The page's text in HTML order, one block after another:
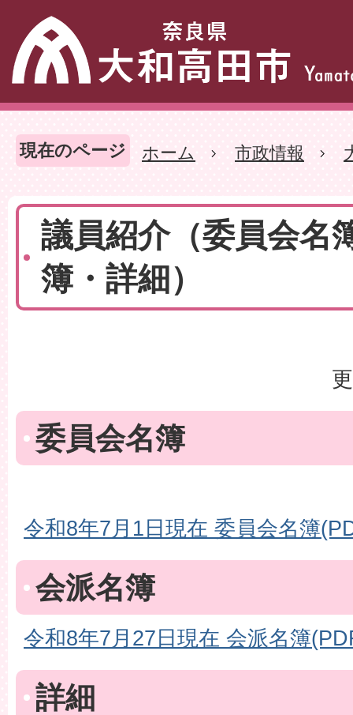
現在のページ ホーム 市政情報
議員紹介（委員会名
簿・詳細）
委員会名簿
令和8年7月1日現在 委員会名簿
会派名簿
令和8年7月27日現在 会派名簿
詳細